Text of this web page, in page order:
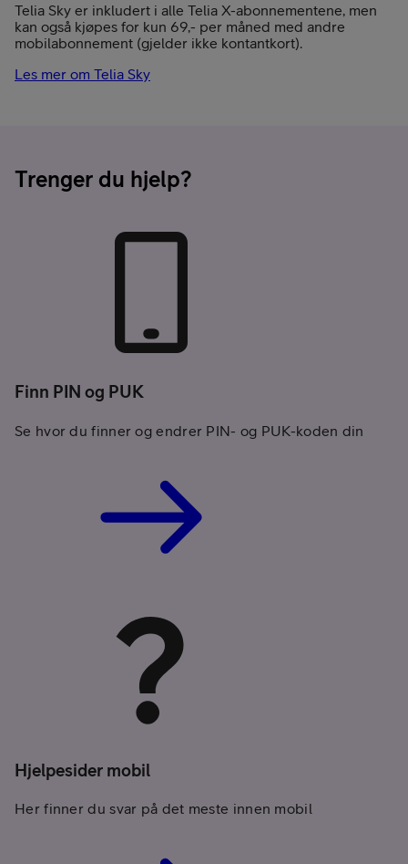
Telia Sky er inkludert i alle Telia X-abonnementene, men
kan også kjøpes for kun 69,- per måned med andre
mobilabonnement (gjelder ikke kontantkort).
Les mer om Telia Sky
Trenger du hjelp?
Finn PIN og PUK
Se hvor du finner og endrer PIN- og PUK-koden din
Hjelpesider mobil
Her finner du svar på det meste innen mobil